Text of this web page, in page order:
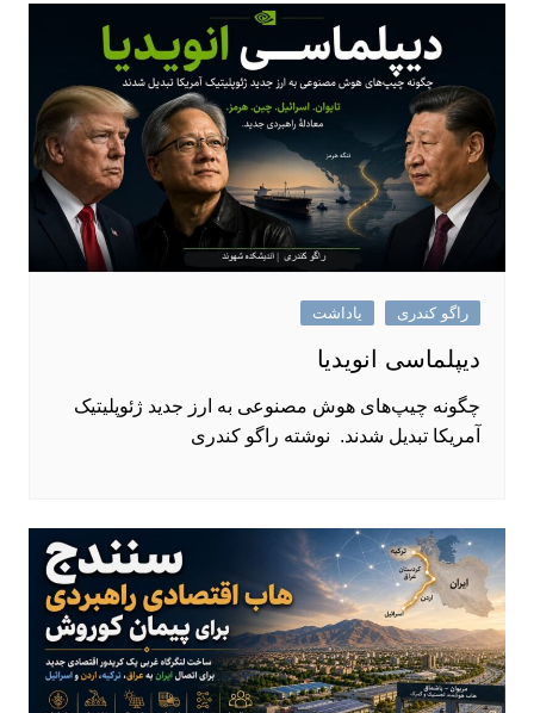
راگو کندری یاداشت
دیپلماسی انویدیا
چگونه چیپ‌های هوش مصنوعی به ارز جدید ژئوپلیتیک
آمریکا تبدیل شدند. نوشته راگو کندری